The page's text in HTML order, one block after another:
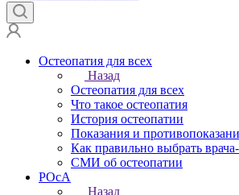
Остеопатия для всех
Назад
Остеопатия для всех
Что такое остеопатия
История остеопатии
Показания и
Как правильно выбрать
СМИ об остеопатии
РОсА
Назад